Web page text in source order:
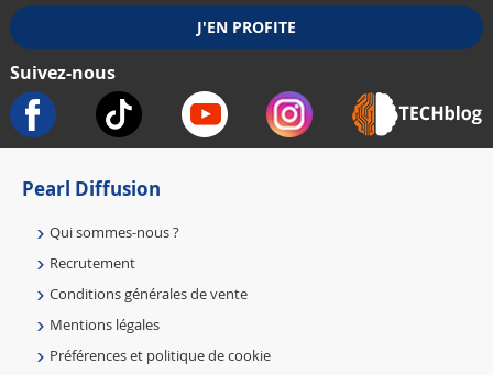
Suivez-nous
Pearl Diffusion
Qui sommes-nous ?
Recrutement
Conditions générales de vente
Mentions légales
Préférences et politique de cookie